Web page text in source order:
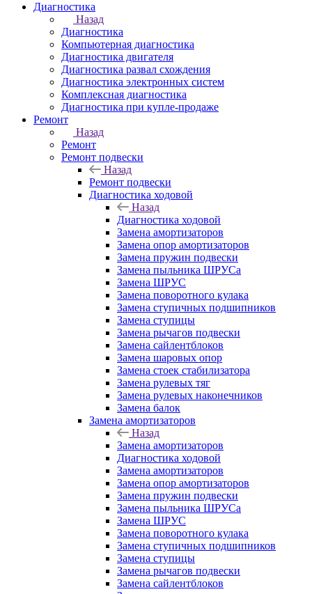
Диагностика
Назад
Диагностика
Компьютерная диагностика
Диагностика двигателя
Диагностика развал схождения
Диагностика электронных систем
Комплексная диагностика
Диагностика при купле-продаже
Ремонт
Назад
Ремонт
Ремонт подвески
Назад
Ремонт подвески
Диагностика ходовой
Назад
Диагностика ходовой
Замена амортизаторов
Замена опор амортизаторов
Замена пружин подвески
Замена пыльника ШРУСа
Замена ШРУС
Замена поворотного кулака
Замена ступичных подшипников
Замена ступицы
Замена рычагов подвески
Замена сайлентблоков
Замена шаровых опор
Замена стоек стабилизатора
Замена рулевых тяг
Замена рулевых наконечников
Замена балок
Замена амортизаторов
Назад
Замена амортизаторов
Диагностика ходовой
Замена амортизаторов
Замена опор амортизаторов
Замена пружин подвески
Замена пыльника ШРУСа
Замена ШРУС
Замена поворотного кулака
Замена ступичных подшипников
Замена ступицы
Замена рычагов подвески
Замена сайлентблоков